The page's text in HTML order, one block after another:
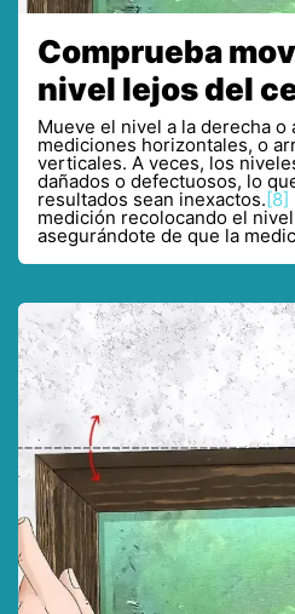
Comprueba
nivel lejos del
Mueve el nivel a la derecha o
mediciones horizontales, o
verticales. A veces, los
dañados o defectuosos, lo
resultados sean inexactos. [8]
medición recolocando el
asegurándote de que la